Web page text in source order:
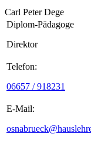
Carl Peter Dege
Diplom-Pädagoge
Direktor
Telefon:
06657 / 918231
E-Mail: